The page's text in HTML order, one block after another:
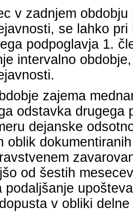
v zadnjem
se lahko
podpoglavja 1.
intervalno
zajema
odstavka drugega
dejanske
oblik
od šestih
podaljšanje
v obliki